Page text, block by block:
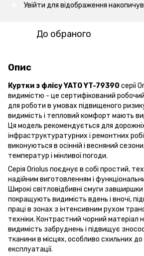
Увійти для відображення
До обраного
Опис
Куртки з флісу YATO YT-79390 серії
видимістю - це сертифікований
для роботи в умовах підвищеного
видимість і тепловий комфорт мають
Ця модель рекомендується для
інфраструктуратурних і ремонтних
виконуються в осінній і весняний
температур і мінливої погоди.
Серія Oriolus поєднує в собі простий,
надійним виготовленням і
Широкі світловідбивні смуги завширшки
покращують видимість вдень і вночі,
праці в зонах з інтенсивним рухом
техніки. Контрастний чорний матеріал
видимість забруднень і підвищує
тканини в місцях, особливо схильних до
експлуатації.